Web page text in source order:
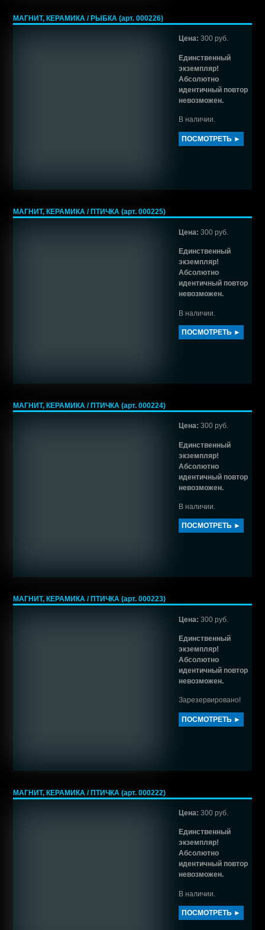
МАГНИТ, КЕРАМИКА / РЫБКА (арт. 000226)
Цена: 300 руб.
Единственный
экземпляр!
Абсолютно
идентичный повтор
невозможен.
В наличии.
ПОСМОТРЕТЬ ►
МАГНИТ, КЕРАМИКА / ПТИЧКА (арт. 000225)
Цена: 300 руб.
Единственный
экземпляр!
Абсолютно
идентичный повтор
невозможен.
В наличии.
ПОСМОТРЕТЬ ►
МАГНИТ, КЕРАМИКА / ПТИЧКА (арт. 000224)
Цена: 300 руб.
Единственный
экземпляр!
Абсолютно
идентичный повтор
невозможен.
В наличии.
ПОСМОТРЕТЬ ►
МАГНИТ, КЕРАМИКА / ПТИЧКА (арт. 000223)
Цена: 300 руб.
Единственный
экземпляр!
Абсолютно
идентичный повтор
невозможен.
Зарезервировано!
ПОСМОТРЕТЬ ►
МАГНИТ, КЕРАМИКА / ПТИЧКА (арт. 000222)
Цена: 300 руб.
Единственный
экземпляр!
Абсолютно
идентичный повтор
невозможен.
В наличии.
ПОСМОТРЕТЬ ►